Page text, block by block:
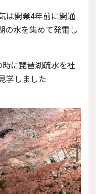
の水を集めて発電し
学しました